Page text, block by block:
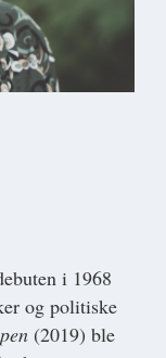
i 1968
og politiske
(2019) ble